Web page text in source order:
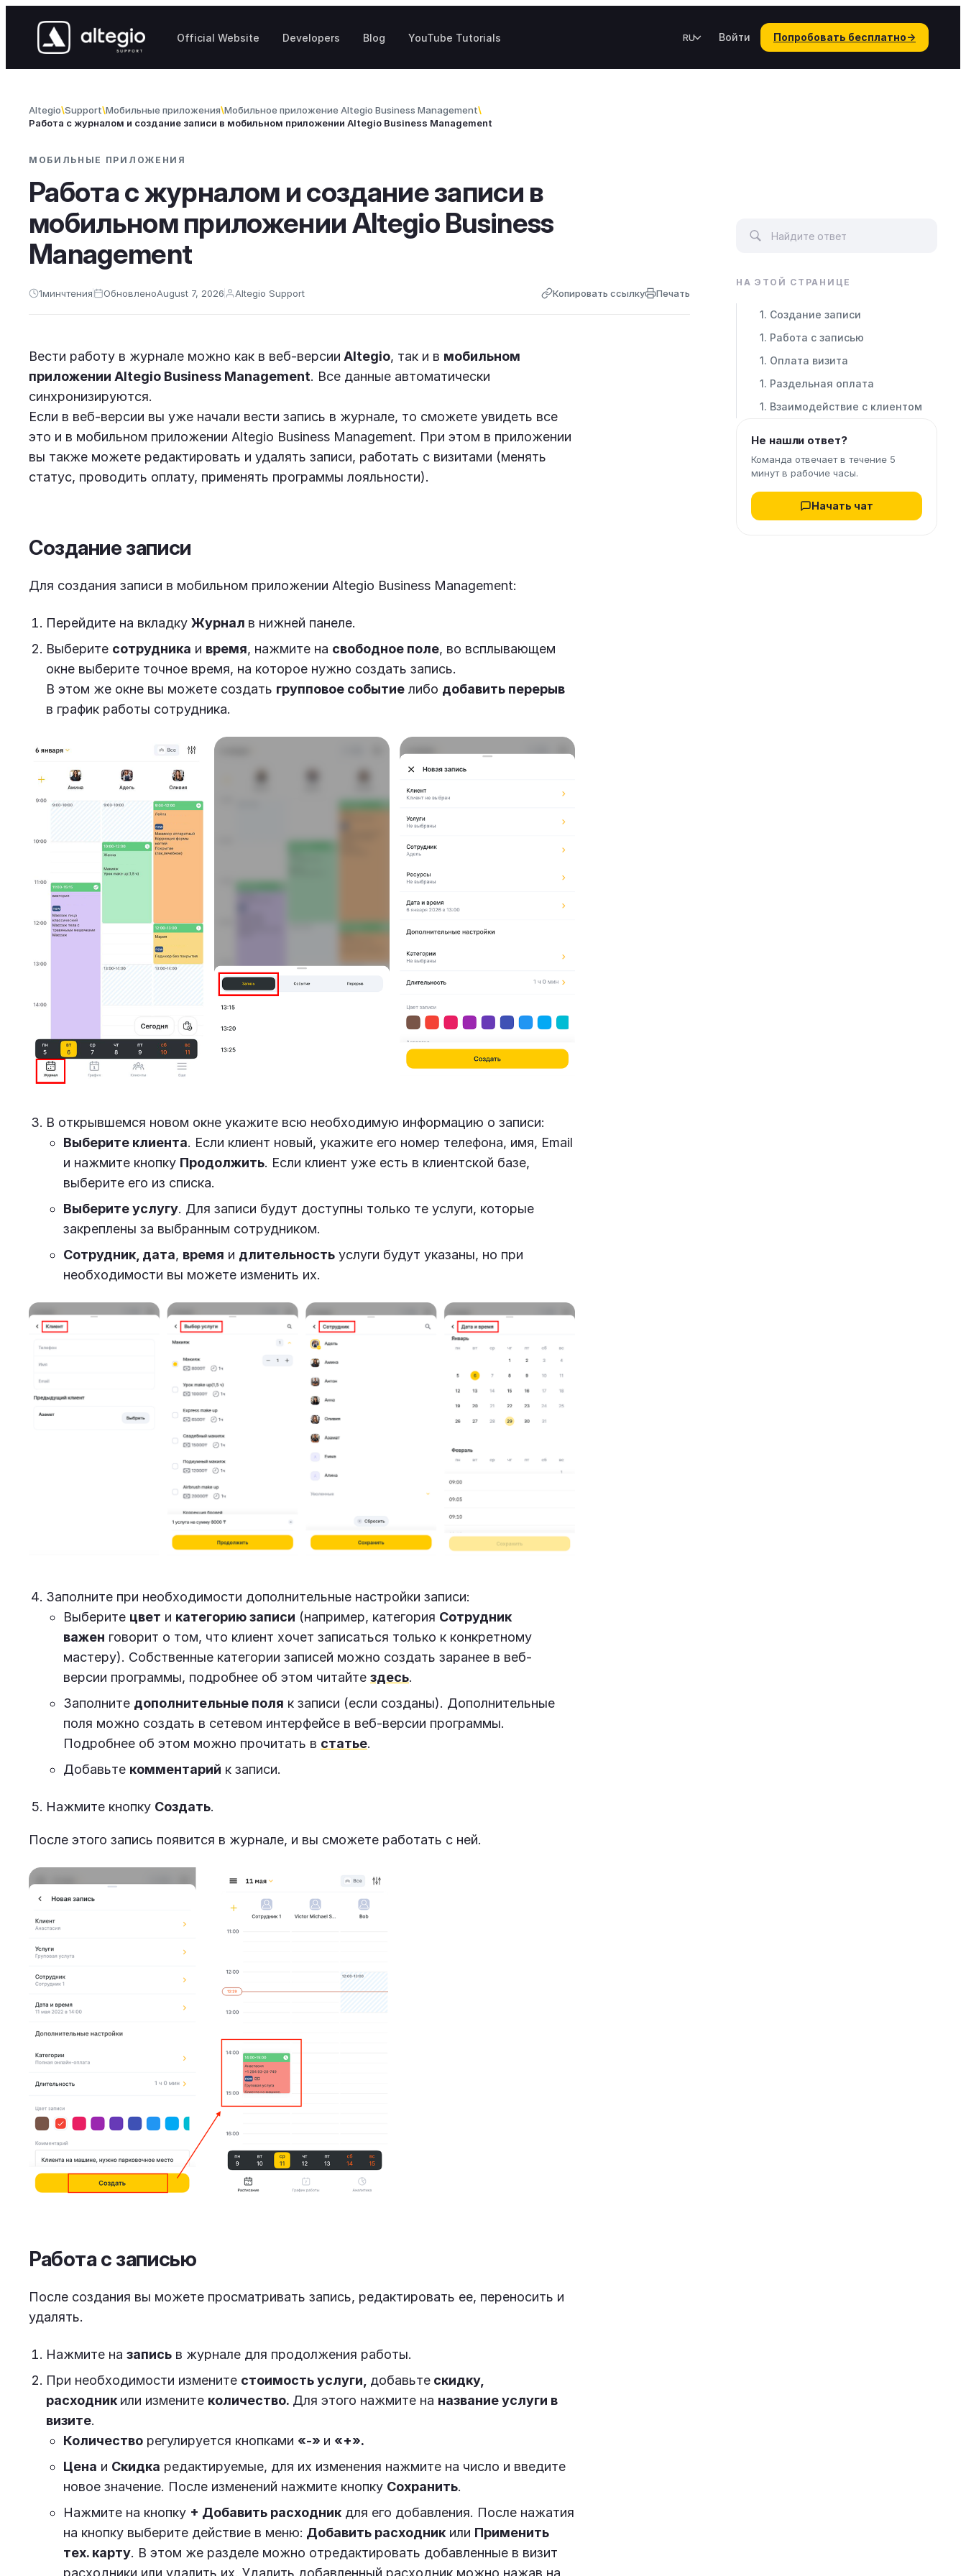
Official Website Developers Blog YouTube Tutorials RU Войти Попробовать бесплатно→
Altegio Support Мобильные приложения Мобильное приложение Altegio Business Management
Работа с журналом и создание записи в мобильном приложении Altegio Business Management
МОБИЛЬНЫЕ ПРИЛОЖЕНИЯ
Работа с журналом и создание записи в
мобильном приложении Altegio Business
Management
1минчтения ОбновленоAugust 7, 2026 Altegio Support Копировать ссылку Печать
Вести работу в журнале можно как в веб-версии Altegio, так и в мобильном
приложении Altegio Business Management. Все данные автоматически
синхронизируются.
Если в веб-версии вы уже начали вести запись в журнале, то сможете увидеть все
это и в мобильном приложении Altegio Business Management. При этом в приложении
вы также можете редактировать и удалять записи, работать с визитами (менять
статус, проводить оплату, применять программы лояльности).
Создание записи
Для создания записи в мобильном приложении Altegio Business Management:
Перейдите на вкладку Журнал в нижней панеле.
Выберите сотрудника и время, нажмите на свободное поле, во всплывающем
окне выберите точное время, на которое нужно создать запись.
В этом же окне вы можете создать групповое событие либо добавить перерыв
в график работы сотрудника.
В открывшемся новом окне укажите всю необходимую информацию о записи:
Выберите клиента. Если клиент новый, укажите его номер телефона, имя, Email
и нажмите кнопку Продолжить. Если клиент уже есть в клиентской базе,
выберите его из списка.
Выберите услугу. Для записи будут доступны только те услуги, которые
закреплены за выбранным сотрудником.
Сотрудник, дата, время и длительность услуги будут указаны, но при
необходимости вы можете изменить их.
Заполните при необходимости дополнительные настройки записи:
Выберите цвет и категорию записи (например, категория Сотрудник
важен говорит о том, что клиент хочет записаться только к конкретному
мастеру). Собственные категории записей можно создать заранее в веб-
версии программы, подробнее об этом читайте здесь.
Заполните дополнительные поля к записи (если созданы). Дополнительные
поля можно создать в сетевом интерфейсе в веб-версии программы.
Подробнее об этом можно прочитать в статье.
Добавьте комментарий к записи.
Нажмите кнопку Создать.
После этого запись появится в журнале, и вы сможете работать с ней.
Работа с записью
После создания вы можете просматривать запись, редактировать ее, переносить и
удалять.
Нажмите на запись в журнале для продолжения работы.
При необходимости измените стоимость услуги, добавьте скидку,
расходник или измените количество. Для этого нажмите на название услуги в
визите.
Количество регулируется кнопками «-» и «+».
Цена и Скидка редактируемые, для их изменения нажмите на число и введите
новое значение. После изменений нажмите кнопку Сохранить.
Нажмите на кнопку + Добавить расходник для его добавления. После нажатия
на кнопку выберите действие в меню: Добавить расходник или Применить
тех. карту. В этом же разделе можно отредактировать добавленные в визит
расходники или удалить их. Удалить добавленный расходник можно нажав на
НА ЭТОЙ СТРАНИЦЕ
Создание записи
Работа с записью
Оплата визита
Раздельная оплата
Взаимодействие с клиентом
Не нашли ответ?
Команда отвечает в течение 5
минут в рабочие часы.
Начать чат